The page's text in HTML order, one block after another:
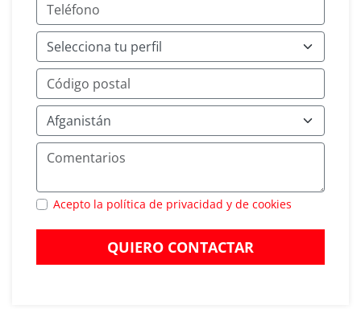
Acepto la política de privacidad y de cookies
QUIERO CONTACTAR